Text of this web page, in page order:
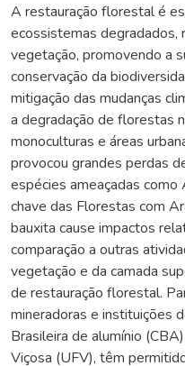
A restauração florestal é
ecossistemas
vegetação, promovendo a
conservação da
mitigação das mudanças
a degradação de florestas
monoculturas e áreas
provocou grandes perdas
espécies ameaçadas como
chave das Florestas com
bauxita cause impactos
comparação a outras
vegetação e da camada
de restauração florestal.
mineradoras e instituições
Brasileira de alumínio
Viçosa (UFV), têm